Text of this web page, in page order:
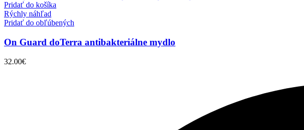
Pridať do košíka
Rýchly náhľad
Pridať do obľúbených
On Guard doTerra antibakteriálne mydlo
32.00€